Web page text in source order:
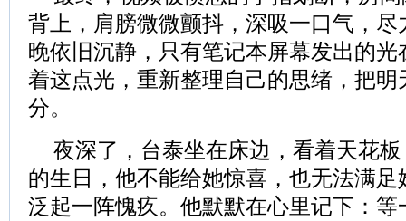
背上，肩膀微微颤抖，深吸一口气，
晚依旧沉静，只有笔记本屏幕发出的
着这点光，重新整理自己的思绪，把
分。
夜深了，台泰坐在床边，看着天花
的生日，他不能给她惊喜，也无法满
泛起一阵愧疚。他默默在心里记下：